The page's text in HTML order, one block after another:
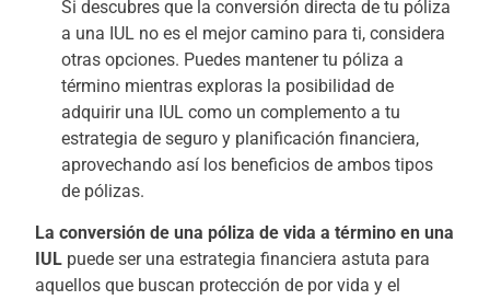
Si descubres que la conversión directa de tu póliza
a una IUL no es el mejor camino para ti, considera
otras opciones. Puedes mantener tu póliza a
término mientras exploras la posibilidad de
adquirir una IUL como un complemento a tu
estrategia de seguro y planificación financiera,
aprovechando así los beneficios de ambos tipos
de pólizas.
La conversión de una póliza de vida a término en una
IUL puede ser una estrategia financiera astuta para
aquellos que buscan protección de por vida y el